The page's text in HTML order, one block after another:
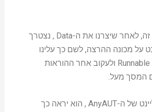
שימו לב כי בשלב זה, לאחר שיצרנו את ה-Data , נצטרך
על מכונה ההרצה, לשם כך עלינו
להוריד קובץ Runnable JAR ולעקוב אחר ההוראות
המסך מעל.
כשנפתח את הקליינט של ה-AnyAUT , הוא יראה כך